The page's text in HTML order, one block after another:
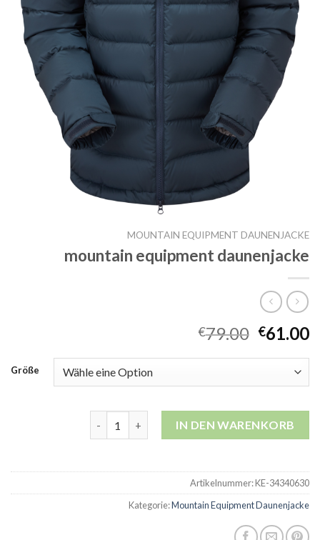
MOUNTAIN EQUIPMENT DAUNENJACKE
mountain equipment daunenjacke
€79.00 €61.00
Größe
IN DEN WARENKORB
Artikelnummer:KE-34340630
Kategorie:Mountain Equipment Daunenjacke